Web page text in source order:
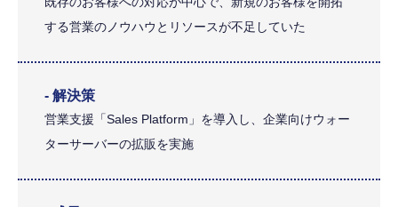
する営業のノウハウとリソースが不足していた
- 解決策
営業支援「Sales Platform」を導入し、企業向けウォー
ターサーバーの拡販を実施